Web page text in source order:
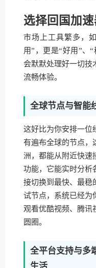
选择回国加
市场上工具繁多，
用”，更是“好用”、
会默默处理好一切技
流畅体验。
全球节点与智能
这好比为你安排一位
有遍布全球的节点，
洲，都能从附近快速
功能，它能实时分析
接切换到最快、最稳
试节点，系统已经为
观看优酷视频、腾讯
圆圈。
全平台支持与多
生活